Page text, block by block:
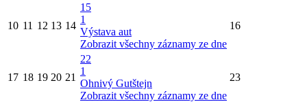
10 11 12 13 14
15
1
Výstava aut
Zobrazit všechny záznamy ze dne
16
17 18 19 20 21
22
1
Ohnivý Gutštejn
Zobrazit všechny záznamy ze dne
23